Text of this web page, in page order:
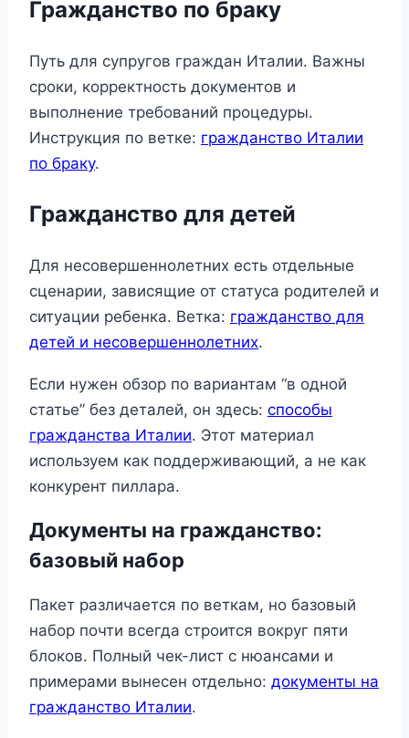
Гражданство по браку
Путь для супругов граждан Италии. Важны
сроки, корректность документов и
выполнение требований процедуры.
Инструкция по ветке: гражданство Италии
по браку.
Гражданство для детей
Для несовершеннолетних есть отдельные
сценарии, зависящие от статуса родителей и
ситуации ребенка. Ветка: гражданство для
детей и несовершеннолетних.
Если нужен обзор по вариантам “в одной
статье” без деталей, он здесь: способы
гражданства Италии. Этот материал
используем как поддерживающий, а не как
конкурент пиллара.
Документы на гражданство:
базовый набор
Пакет различается по веткам, но базовый
набор почти всегда строится вокруг пяти
блоков. Полный чек-лист с нюансами и
примерами вынесен отдельно: документы на
гражданство Италии.